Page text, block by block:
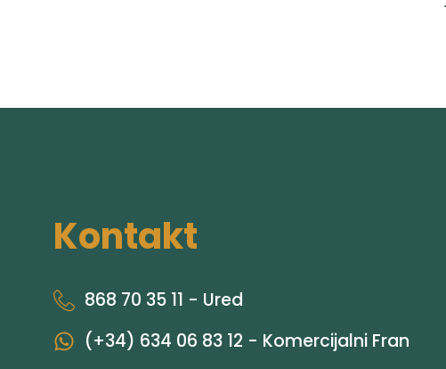
Kontakt
868 70 35 11 - Ured
(+34) 634 06 83 12 - Komercijalni Fran